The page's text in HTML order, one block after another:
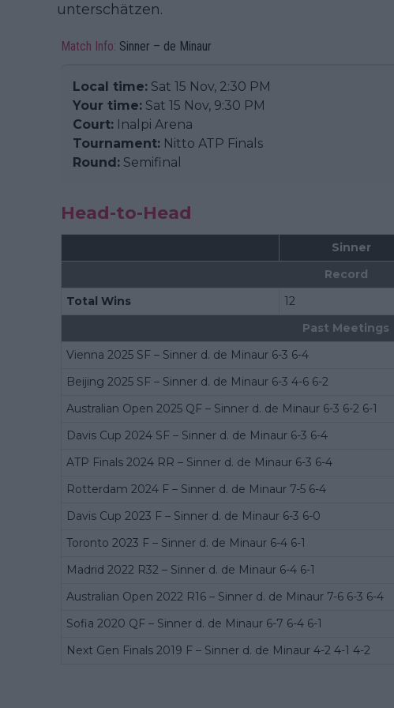
unterschätzen.
Match Info: Sinner – de Minaur
Local time: Sat 15 Nov, 2:30 PM
Your time: Sat 15 Nov, 9:30 PM
Court: Inalpi Arena
Tournament: Nitto ATP Finals
Round: Semifinal
Head-to-Head
Sinner
Record
Total Wins
12
Past Meetings
Vienna 2025 SF – Sinner d. de Minaur 6-3 6-4
Beijing 2025 SF – Sinner d. de Minaur 6-3 4-6 6-2
Australian Open 2025 QF – Sinner d. de Minaur 6-3 6-2 6-1
Davis Cup 2024 SF – Sinner d. de Minaur 6-3 6-4
ATP Finals 2024 RR – Sinner d. de Minaur 6-3 6-4
Rotterdam 2024 F – Sinner d. de Minaur 7-5 6-4
Davis Cup 2023 F – Sinner d. de Minaur 6-3 6-0
Toronto 2023 F – Sinner d. de Minaur 6-4 6-1
Madrid 2022 R32 – Sinner d. de Minaur 6-4 6-1
Australian Open 2022 R16 – Sinner d. de Minaur 7-6 6-3 6-4
Sofia 2020 QF – Sinner d. de Minaur 6-7 6-4 6-1
Next Gen Finals 2019 F – Sinner d. de Minaur 4-2 4-1 4-2